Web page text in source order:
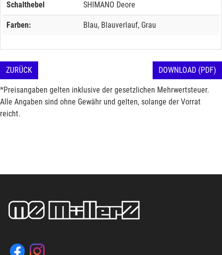
Schalthebel SHIMANO Deore
Farben: Blau, Blauverlauf, Grau
ZURÜCK DOWNLOAD (PDF)
*Preisangaben gelten inklusive der gesetzlichen Mehrwertsteuer.
Alle Angaben sind ohne Gewähr und gelten, solange der Vorrat
reicht.